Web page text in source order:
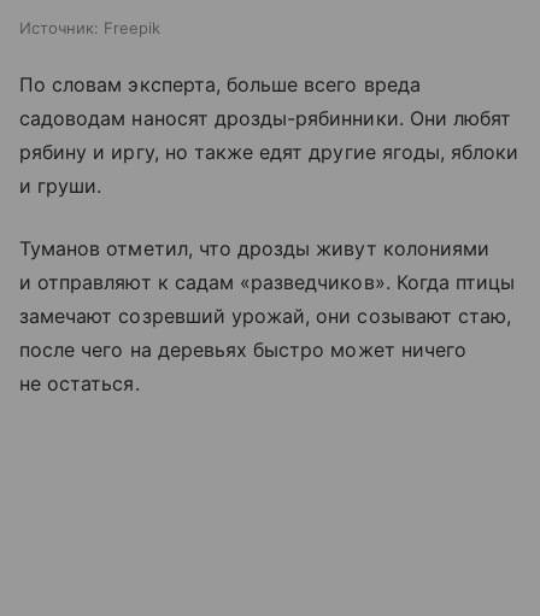
Источник: Freepik
По словам эксперта, больше всего вреда
садоводам наносят дрозды-рябинники. Они любят
рябину и иргу, но также едят другие ягоды, яблоки
и груши.
Туманов отметил, что дрозды живут колониями
и отправляют к садам «разведчиков». Когда птицы
замечают созревший урожай, они созывают стаю,
после чего на деревьях быстро может ничего
не остаться.